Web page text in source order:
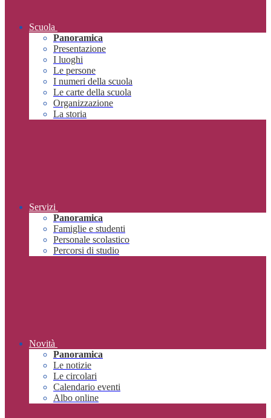
Scuola
Panoramica
Presentazione
I luoghi
Le persone
I numeri della scuola
Le carte della scuola
Organizzazione
La storia
Servizi
Panoramica
Famiglie e studenti
Personale scolastico
Percorsi di studio
Novità
Panoramica
Le notizie
Le circolari
Calendario eventi
Albo online